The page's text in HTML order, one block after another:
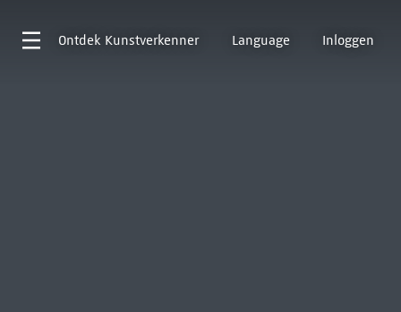
Ontdek Kunstverkenner Language Inloggen